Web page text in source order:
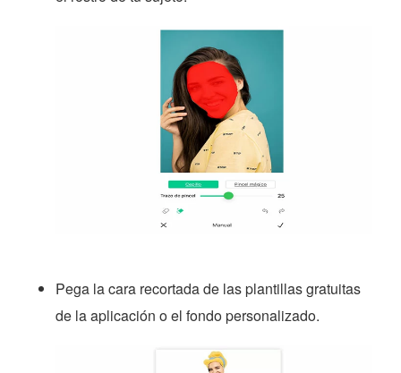
Pega la cara recortada de las plantillas gratuitas
de la aplicación o el fondo personalizado.